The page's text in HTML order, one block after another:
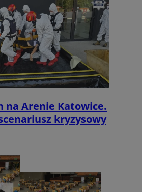
na Arenie Katowice.
kryzysowy